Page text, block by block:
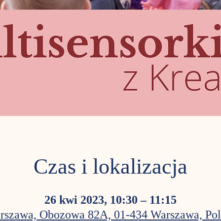
Czas i lokalizacja
26 kwi 2023, 10:30 – 11:15
Obozowa 82A, 01-434 Warszawa,